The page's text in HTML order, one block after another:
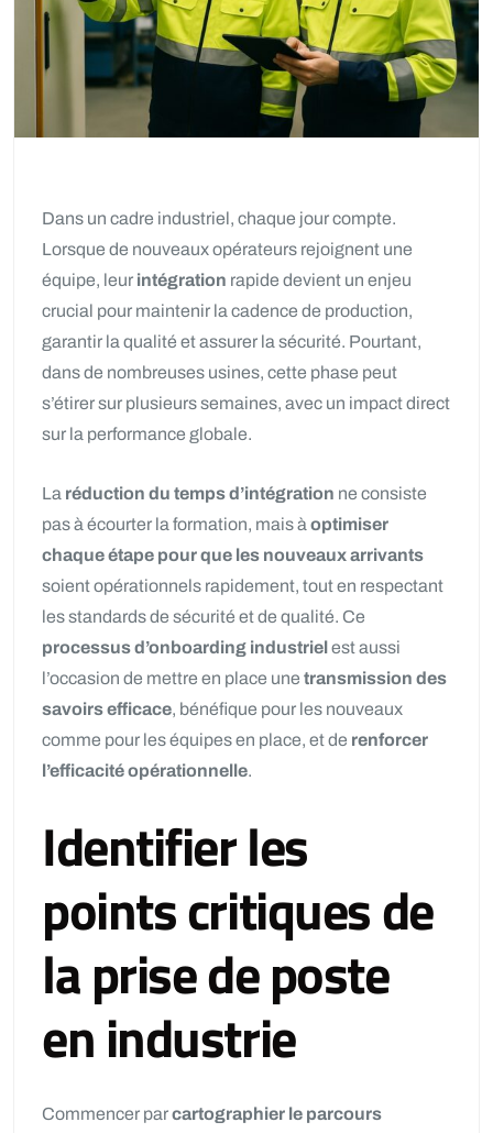
Dans un cadre industriel, chaque jour compte.
Lorsque de nouveaux opérateurs rejoignent une
équipe, leur intégration rapide devient un enjeu
crucial pour maintenir la cadence de production,
garantir la qualité et assurer la sécurité. Pourtant,
dans de nombreuses usines, cette phase peut
s’étirer sur plusieurs semaines, avec un impact direct
sur la performance globale.
La réduction du temps d’intégration ne consiste
pas à écourter la formation, mais à optimiser
chaque étape pour que les nouveaux arrivants
soient opérationnels rapidement, tout en respectant
les standards de sécurité et de qualité. Ce
processus d’onboarding industriel est aussi
l’occasion de mettre en place une transmission des
savoirs efficace, bénéfique pour les nouveaux
comme pour les équipes en place, et de renforcer
l’efficacité opérationnelle.
Identifier les
points critiques de
la prise de poste
en industrie
Commencer parcartographier le parcours